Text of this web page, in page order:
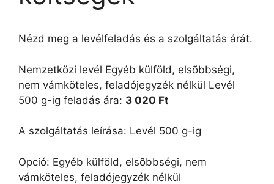
Nézd meg a levélfeladás és a szolgáltatás árát.
Nemzetközi levél Egyéb külföld, elsõbbségi,
nem vámköteles, feladójegyzék nélkül Levél
500 g-ig feladás ára: 3 020 Ft
A szolgáltatás leírása: Levél 500 g-ig
Opció: Egyéb külföld, elsõbbségi, nem
vámköteles, feladójegyzék nélkül